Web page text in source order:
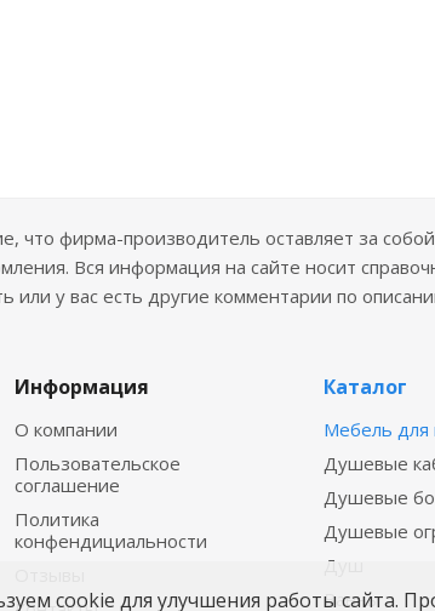
фирма-производитель оставляет за
Вся информация на сайте носит
или у вас есть другие комментарии по
Информация
О компании
Пользовательское
соглашение
Политика
конфендициальности
Каталог
Мебель для
Душевые
Душевые
Душевые
Душ
Ванны
cookie для улучшения работы сайта.